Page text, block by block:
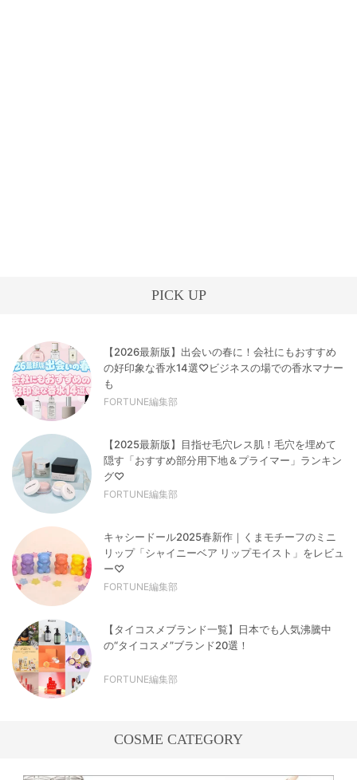
PICK UP
【2026最新版】出会いの春に！会社にもおすすめ
の好印象な香水14選♡ビジネスの場での香水マナー
も
FORTUNE編集部
【2025最新版】目指せ毛穴レス肌！毛穴を埋めて
隠す「おすすめ部分用下地＆プライマー」ランキン
グ♡
FORTUNE編集部
キャシードール2025春新作｜くまモチーフのミニ
リップ「シャイニーベア リップモイスト」をレビュ
ー♡
FORTUNE編集部
【タイコスメブランド一覧】日本でも人気沸騰中
の“タイコスメ”ブランド20選！
FORTUNE編集部
COSME CATEGORY